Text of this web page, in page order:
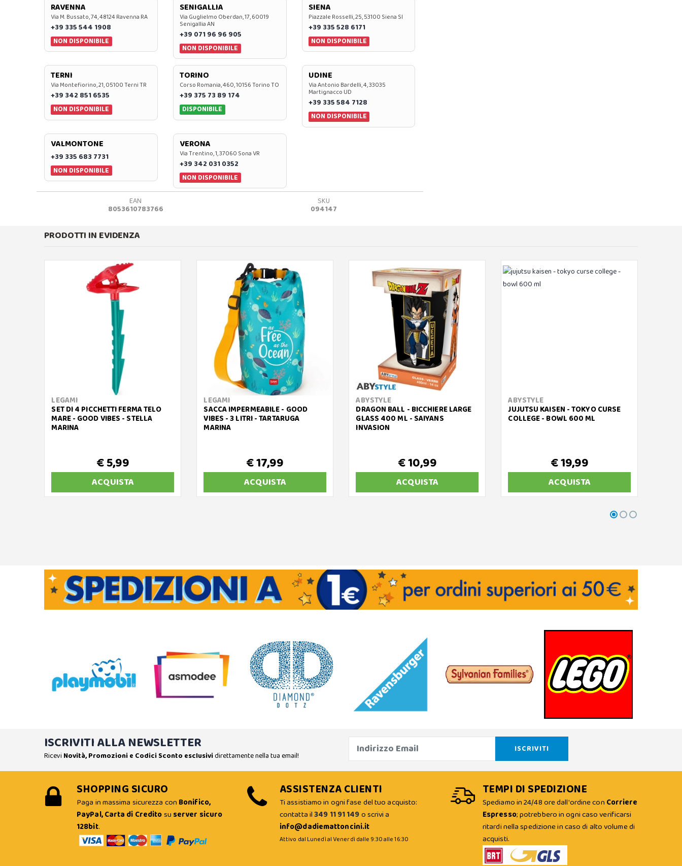
RAVENNA
Via M. Bussato, 74, 48124 Ravenna RA
+39 335 544 1908
NON DISPONIBILE
SENIGALLIA
Via Guglielmo Oberdan, 17, 60019
Senigallia AN
+39 071 96 96 905
NON DISPONIBILE
SIENA
Piazzale Rosselli, 25, 53100 Siena SI
+39 335 528 6171
NON DISPONIBILE
TERNI
Via Montefiorino, 21, 05100 Terni TR
+39 342 851 6535
NON DISPONIBILE
TORINO
Corso Romania, 460, 10156 Torino TO
+39 375 73 89 174
DISPONIBILE
UDINE
Via Antonio Bardelli, 4, 33035
Martignacco UD
+39 335 584 7128
NON DISPONIBILE
VALMONTONE
+39 335 683 7731
NON DISPONIBILE
VERONA
Via Trentino, 1, 37060 Sona VR
+39 342 031 0352
NON DISPONIBILE
EAN
8053610783766
SKU
094147
PRODOTTI IN EVIDENZA
LEGAMI
SET DI 4 PICCHETTI FERMA TELO
MARE - GOOD VIBES - STELLA
MARINA
€ 5,99
ACQUISTA
LEGAMI
SACCA IMPERMEABILE - GOOD
VIBES - 3 LITRI - TARTARUGA
MARINA
€ 17,99
ACQUISTA
ABYSTYLE
DRAGON BALL - BICCHIERE LARGE
GLASS 400 ML - SAIYANS
INVASION
€ 10,99
ACQUISTA
ABYSTYLE
JUJUTSU KAISEN - TOKYO CURSE
COLLEGE - BOWL 600 ML
€ 19,99
ACQUISTA
ISCRIVITI ALLA NEWSLETTER
Ricevi Novità, Promozioni e Codici Sconto esclusividirettamente nella tua email!
SHOPPING SICURO
Paga in massima sicurezza con Bonifico,
PayPal, Carta di Creditosu server sicuro
128bit.
ASSISTENZA CLIENTI
Ti assistiamo in ogni fase del tuo acquisto:
contatta il349 11 91 149o scrivi a
info@dadiemattoncini.it
Attivo dal Lunedì al Venerdì dalle 9:30 alle 16:30
TEMPI DI SPEDIZIONE
Spediamo in 24/48 ore dall'ordine con Corriere
Espresso; potrebbero in ogni caso verificarsi
ritardi nella spedizione in caso di alto volume di
acquisti.